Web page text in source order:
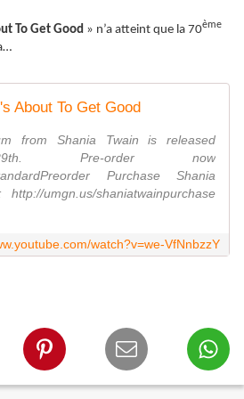
To Get Good » n’a atteint que la 70ème
About To Get Good
from Shania Twain is released
Pre-order now
Purchase Shania
umgn.us/shaniatwainpurchase
watch?v=we-VfNnbzzY